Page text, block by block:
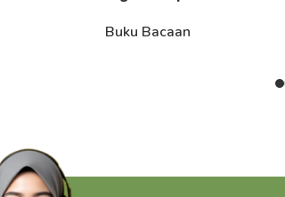
Buku Bacaan